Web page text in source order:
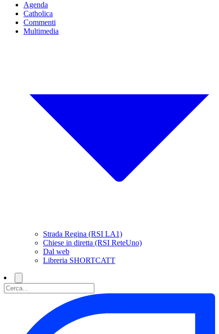
Agenda
Catholica
Commenti
Multimedia
Strada Regina (RSI LA1)
Chiese in diretta (RSI ReteUno)
Dal web
Libreria SHORTCATT